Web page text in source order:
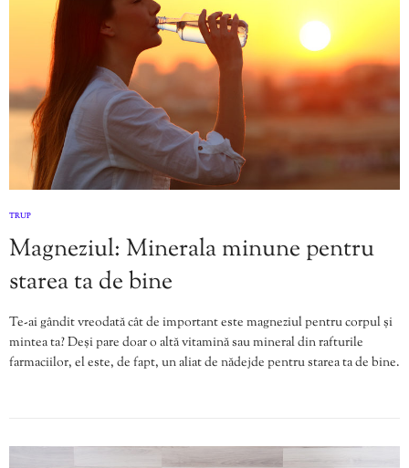
TRUP
Magneziul: Minerala minune pentru
starea ta de bine
Te-ai gândit vreodată cât de important este magneziul pentru corpul și
mintea ta? Deși pare doar o altă vitamină sau mineral din rafturile
farmaciilor, el este, de fapt, un aliat de nădejde pentru starea ta de bine.